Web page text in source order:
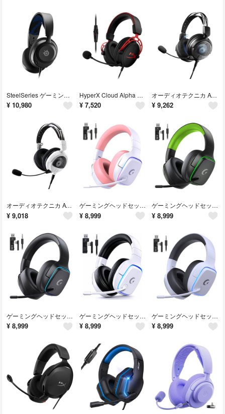
SteelSeries ゲーミングヘッドセット ヘッドホン PlayStation 5専用モデル Arctis Nova 1P軽量
¥ 10,980
HyperX Cloud Alpha ゲーミング ヘッドセット インライン音量コントロールBox付属 レッド HX-HSCA-RD
¥ 7,520
オーディオテクニカ ATH-GDL3 ゲーミングヘッドセット/開放型/PC/PS4/PS5/Switch/Xbox One
¥ 9,262
オーディオテクニカ ATH-GDL3 WH ゲーミングヘッドセット/開放型/PC/PS4/PS5/Switch/Xbox One
¥ 9,018
ゲーミングヘッドセット ps5 ヘッドセット 4WAY接続 7.1ch サラウンド＜20ms超低遅延ゲームヘッドセット
¥ 8,999
ゲーミングヘッドセット ps5 ヘッドセット 【2.4G USB/Type-cアダプター/Bluetooth 5.3/有線】
¥ 8,999
ゲーミングヘッドセット ps5 ヘッドセット 【2.4G USB/Type-cアダプター/Bluetooth 5.3/有線】
¥ 8,999
ゲーミングヘッドセット ps5 ヘッドセット 4WAY接続 7.1ch サラウンド＜20ms超低遅延ゲームヘッドセット
¥ 8,999
ゲーミングヘッドセット ps5 ヘッドセット 【2.4G USB/Type-cアダプター/Bluetooth 5.3/有線】
¥ 8,999